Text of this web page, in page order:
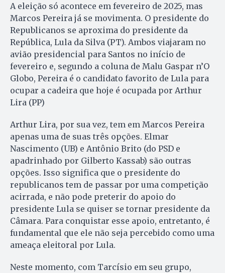
A eleição só acontece em fevereiro de 2025, mas
Marcos Pereira já se movimenta. O presidente do
Republicanos se aproxima do presidente da
República, Lula da Silva (PT). Ambos viajaram no
avião presidencial para Santos no início de
fevereiro e, segundo a coluna de Malu Gaspar n’O
Globo, Pereira é o candidato favorito de Lula para
ocupar a cadeira que hoje é ocupada por Arthur
Lira (PP)
Arthur Lira, por sua vez, tem em Marcos Pereira
apenas uma de suas três opções. Elmar
Nascimento (UB) e Antônio Brito (do PSD e
apadrinhado por Gilberto Kassab) são outras
opções. Isso significa que o presidente do
republicanos tem de passar por uma competição
acirrada, e não pode preterir do apoio do
presidente Lula se quiser se tornar presidente da
Câmara. Para conquistar esse apoio, entretanto, é
fundamental que ele não seja percebido como uma
ameaça eleitoral por Lula.
Neste momento, com Tarcísio em seu grupo,